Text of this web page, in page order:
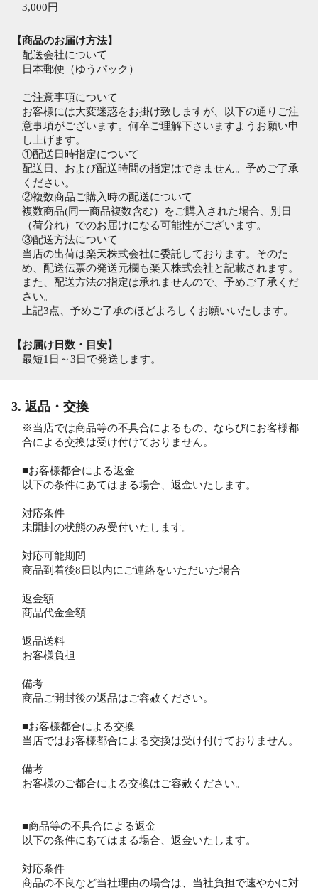
3,000円
【商品のお届け方法】
配送会社について
日本郵便（ゆうパック）
ご注意事項について
お客様には大変迷惑をお掛け致しますが、以下の通りご注
意事項がございます。何卒ご理解下さいますようお願い申
し上げます。
①配送日時指定について
配送日、および配送時間の指定はできません。予めご了承
ください。
②複数商品ご購入時の配送について
複数商品(同一商品複数含む）をご購入された場合、別日
（荷分れ）でのお届けになる可能性がございます。
③配送方法について
当店の出荷は楽天株式会社に委託しております。そのた
め、配送伝票の発送元欄も楽天株式会社と記載されます。
また、配送方法の指定は承れませんので、予めご了承くだ
さい。
上記3点、予めご了承のほどよろしくお願いいたします。
【お届け日数・目安】
最短1日～3日で発送します。
3. 返品・交換
※当店では商品等の不具合によるもの、ならびにお客様都
合による交換は受け付けておりません。
■お客様都合による返金
以下の条件にあてはまる場合、返金いたします。
対応条件
未開封の状態のみ受付いたします。
対応可能期間
商品到着後8日以内にご連絡をいただいた場合
返金額
商品代金全額
返品送料
お客様負担
備考
商品ご開封後の返品はご容赦ください。
■お客様都合による交換
当店ではお客様都合による交換は受け付けておりません。
備考
お客様のご都合による交換はご容赦ください。
■商品等の不具合による返金
以下の条件にあてはまる場合、返金いたします。
対応条件
商品の不良など当社理由の場合は、当社負担で速やかに対